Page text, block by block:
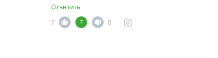
Ответить
7
7 0